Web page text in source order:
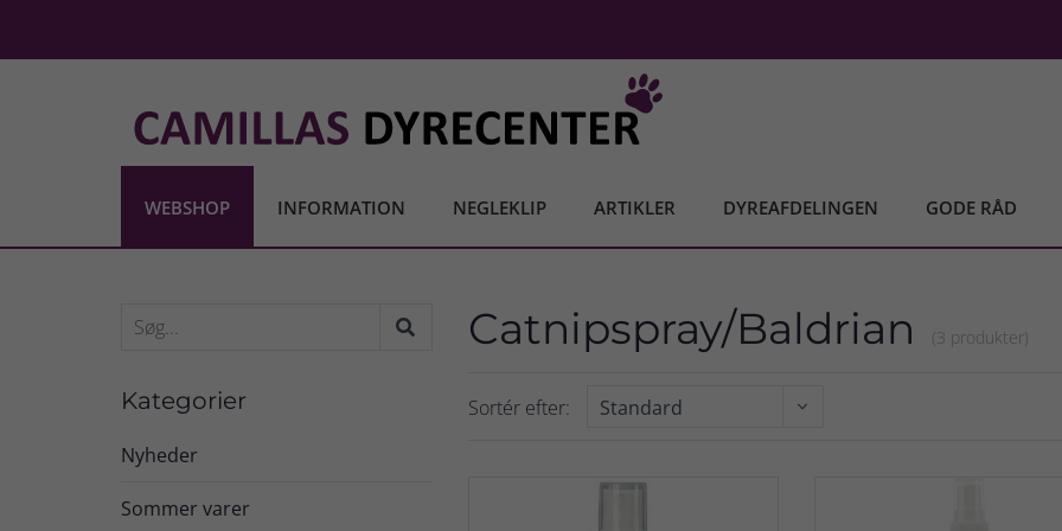
WEBSHOP INFORMATION NEGLEKLIP ARTIKLER DYREAFDELINGEN GODE RÅD
Kategorier
Nyheder
Sommer varer
Catnipspray/Baldrian (3 produkter)
Sortér efter: